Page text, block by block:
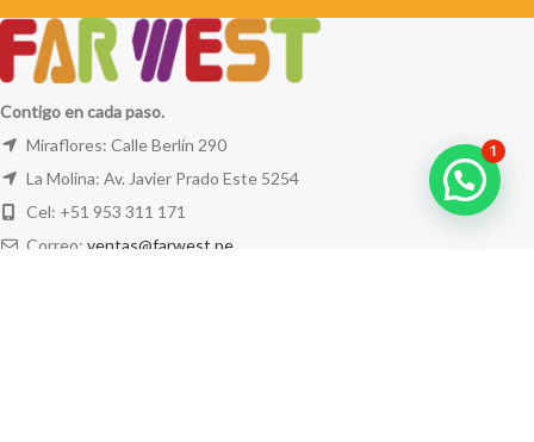
Contigo en cada paso.
Miraflores: Calle Berlín 290
La Molina: Av. Javier Prado Este 5254
Cel: +51 953 311 171
Correo: ventas@farwest.pe
1